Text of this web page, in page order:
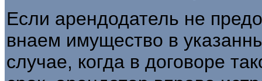
Если арендодатель не
внаем имущество в
случае, когда в договоре